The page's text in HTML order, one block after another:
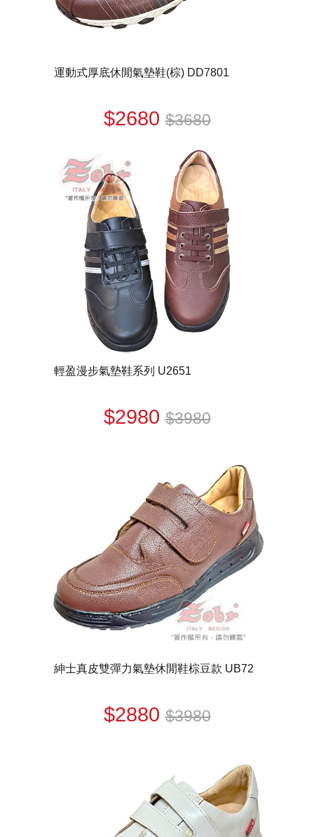
運動式厚底休閒氣墊鞋(棕) DD7801
$2680$3680
輕盈漫步氣墊鞋系列 U2651
$2980$3980
紳士真皮雙彈力氣墊休閒鞋棕豆款 UB72
$2880$3980